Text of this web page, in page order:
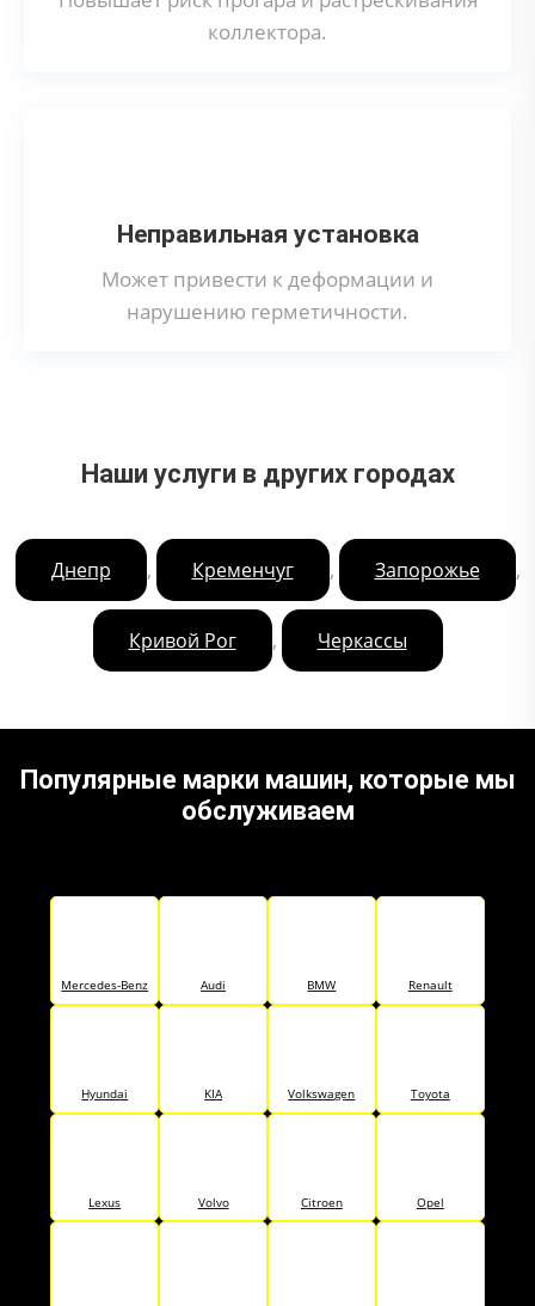
коллектора.
Неправильная установка
Может привести к деформации и
нарушению герметичности.
Наши услуги в других городах
Днепр , Кременчуг , Запорожье ,
Кривой Рог , Черкассы
Популярные марки машин, которые мы
обслуживаем
Mercedes-Benz Audi BMW Renault
Hyundai KIA Volkswagen Toyota
Lexus Volvo Citroen Opel